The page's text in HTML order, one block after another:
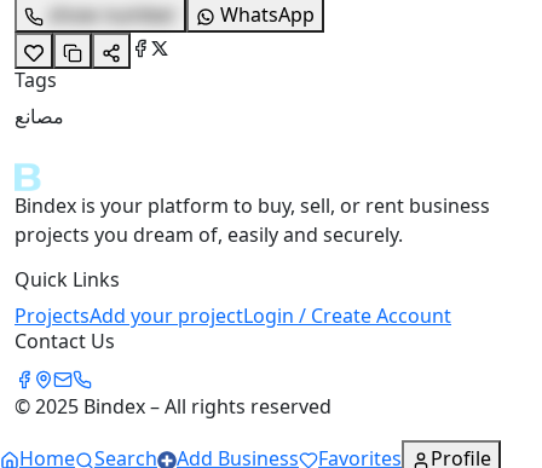
show number
WhatsApp
Tags
مصانع
Bindex is your platform to buy, sell, or rent business
projects you dream of, easily and securely.
Quick Links
ProjectsAdd your projectLogin / Create Account
Contact Us
© 2025 Bindex – All rights reserved
Home
Search Add Business Favorites Profile